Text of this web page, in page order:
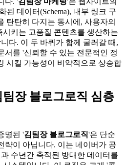
된 데이터(Schema), 내부 링크 구
탄탄히 다지는 동시에, 사용자의
키는 고품질 콘텐츠를 생산하는
다. 이 두 바퀴가 함께 굴러갈 때,
서를 '신뢰할 수 있는 전문적인 정
시킬 가능성이 비약적으로 상승합
장 블로그로직 심층
명된 '김팀장 블로그로직'은 단순
략이 아닙니다. 이는 네이버가 공
수년간 축적된 방대한 데이터를